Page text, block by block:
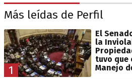
Más leídas de Perfil
1
El
la
tuvo que
Manejo